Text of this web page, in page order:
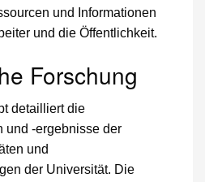
und Informationen
und die Öffentlichkeit.
Forschung
detailliert die
und -ergebnisse der
und
der Universität. Die